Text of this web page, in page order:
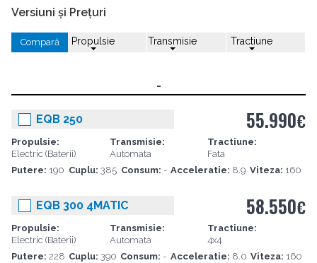
Versiuni și Prețuri
Compară Propulsie Transmisie Tractiune
-
EQB 250
Propulsie:
Electric (Baterii)
Transmisie:
Automata
Tractiune:
Fata
Putere: 190 Cuplu: 385 Consum: - Acceleratie: 8.9 Viteza: 160
55.990€
EQB 300 4MATIC
Propulsie:
Electric (Baterii)
Transmisie:
Automata
Tractiune:
4x4
Putere: 228 Cuplu:390 Consum: - Acceleratie: 8.0 Viteza: 160
58.550€